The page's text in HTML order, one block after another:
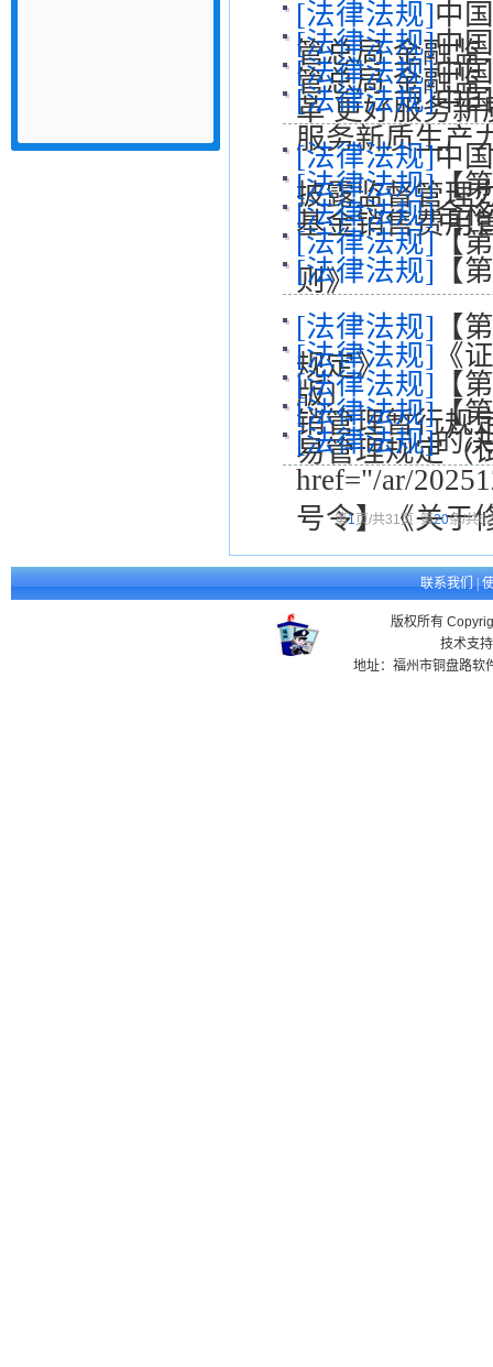
[法律法规]中
管总局 金融
[法律法规]中
管总局 金融
[法律法规]中
革 更好服务
[法律法规]中
服务新质生产
[法律法规]中
披露监督管理
[法律法规]【
基金销售费用
[法律法规]合
[法律法规]【
则》
[法律法规] 【
[法律法规] 【
规定》
[法律法规] 《
版〕
[法律法规] 【
销管理暂行规
[法律法规]【
易管理规定（
[法律法规]的
href="/ar/
号令】《关于
第1 页/共31页 第20条/共
联系我们|
版权所有
技术支
地址：福州市铜盘路软